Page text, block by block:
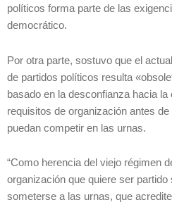
políticos forma parte de las
democrático.
Por otra parte, sostuvo que el
de partidos políticos resulta
basado en la desconfianza hacia
requisitos de organización antes
puedan competir en las urnas.
“Como herencia del viejo régimen
organización que quiere ser partido
someterse a las urnas, que